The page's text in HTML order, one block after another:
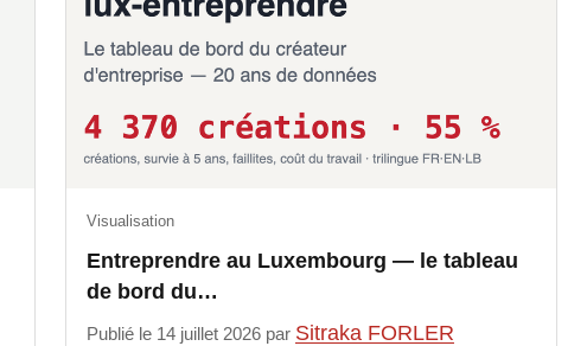
Entreprendre au Luxembourg — le tableau
de bord du…
Visualisation
Publié le 14 juillet 2026 par Sitraka FORLER